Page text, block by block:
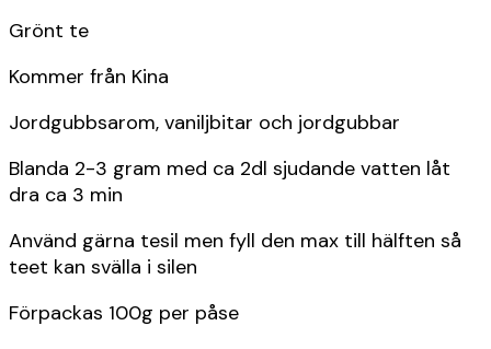
Grönt te
Kommer från Kina
Jordgubbsarom, vaniljbitar och jordgubbar
Blanda 2-3 gram med ca 2dl sjudande vatten låt
dra ca 3 min
Använd gärna tesil men fyll den max till hälften så
teet kan svälla i silen
Förpackas 100g per påse